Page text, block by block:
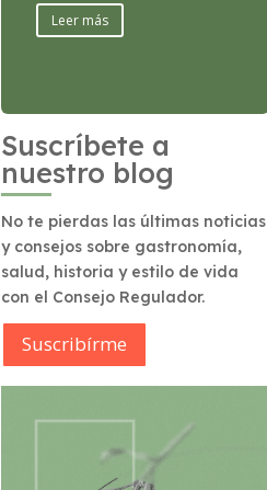
Leer más
Suscríbete a
nuestro blog
No te pierdas las últimas noticias
y consejos sobre gastronomía,
salud, historia y estilo de vida
con el Consejo Regulador.
Suscribírme